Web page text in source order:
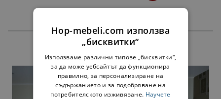
Hop-mebeli.com използва
„бисквитки“
Използваме различни типове „бисквитки“,
за да може уебсайтът да функционира
правилно, за персонализиране на
съдържанието и за подобряване на
потребителското изживяване. Научете